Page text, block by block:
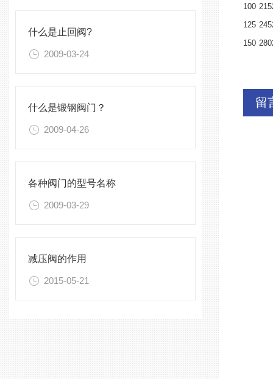
什么是止回阀?
2009-03-24
什么是锻钢阀门？
2009-04-26
各种阀门的型号名称
2009-03-29
减压阀的作用
2015-05-21
100 215
125 245
150 280
留